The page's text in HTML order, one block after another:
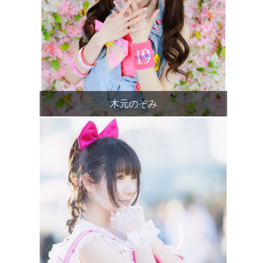
木元のぞみ